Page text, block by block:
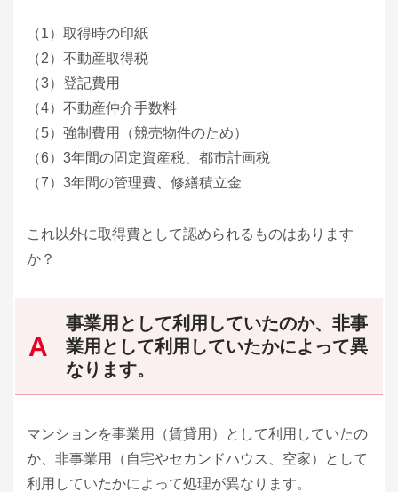
（1）取得時の印紙
（2）不動産取得税
（3）登記費用
（4）不動産仲介手数料
（5）強制費用（競売物件のため）
（6）3年間の固定資産税、都市計画税
（7）3年間の管理費、修繕積立金
これ以外に取得費として認められるものはあります
か？
事業用として利用していたのか、非事
業用として利用していたかによって異
なります。
マンションを事業用（賃貸用）として利用していたの
か、非事業用（自宅やセカンドハウス、空家）として
利用していたかによって処理が異なります。